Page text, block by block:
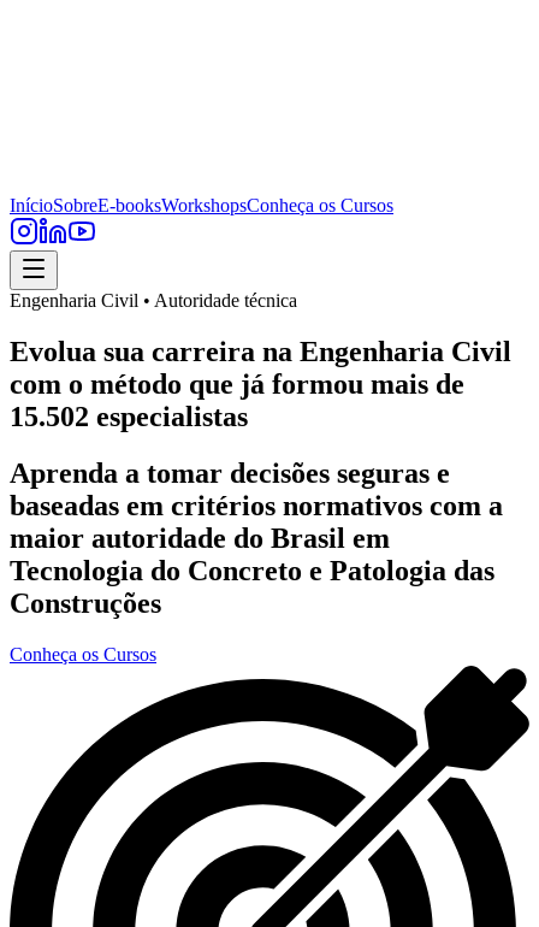
InícioSobreE-booksWorkshopsConheça os Cursos
Engenharia Civil • Autoridade técnica
Evolua sua carreira na Engenharia Civil
com o método que já formou mais de
15.502 especialistas
Aprenda a tomar decisões seguras e
baseadas em critérios normativos com a
maior autoridade do Brasil em
Tecnologia do Concreto e Patologia das
Construções
Conheça os Cursos